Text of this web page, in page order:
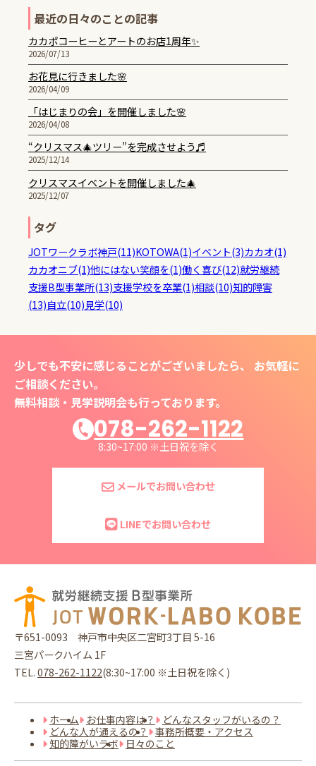
最近の日々のことの記事
カカポコーヒーとアートのお店1周年✨
2026/07/13
お花見に行きました🌸
2026/04/09
「はじまりの会」を開催しました🌸
2026/04/08
“クリスマス🎄ツリー”を完成させよう♬
2025/12/14
クリスマスイベントを開催しました🎄
2025/12/07
タグ
JOTワークラボ神戸(11)KOTOWA(1)イベント(3)カカオ(1)
カカオニブ(1)他にはない笑顔を(1)働く喜び(12)就労継続
支援B型事業所(13)支援学校を卒業(1)相談(10)知的障害
(13)自立(10)見学(10)
少しでも不安に感じることがございましたら、 お気軽に
ご相談ください。
無料相談・見学説明会も行っております。
078-262-1122
8:30~17:00 ※土日祝を除く
メールでお問い合わせ
LINEでお問い合わせ
〒651-0093 神戸市中央区二宮町3丁目 5-16
三宮パークハイム 1F
TEL. 078-262-1122(8:30~17:00 ※土日祝を除く)
ホーム お仕事内容は？
どんなスタッフがいるの？
どんな人が通えるの？
事務所概要・アクセス
知的障がいラボ
日々のこと